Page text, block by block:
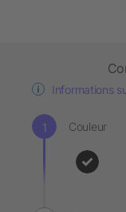
Informations
Couleur